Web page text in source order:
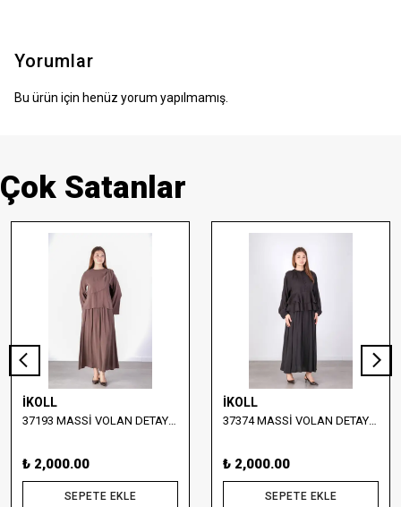
Yorumlar
Bu ürün için henüz yorum yapılmamış.
Çok Satanlar
İKOLL
37193 MASSİ VOLAN DETAYLI BLUZ VE ETEK TAKIM
₺ 2,000.00
SEPETE EKLE
İKOLL
37374 MASSİ VOLAN DETAYLI BLUZ VE UZUN ETEK TAKIM
₺ 2,000.00
SEPETE EKLE